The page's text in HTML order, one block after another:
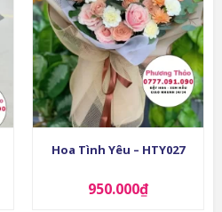
Hoa Tình Yêu – HTY027
950.000₫